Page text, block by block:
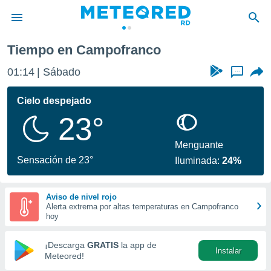
de
ha sido
calidad.
a este
las
y
forma
digital
basada
Tiempo en Campofranco
01:14 Sábado ...
Cielo despejado
23°
Sensación de 23°
Menguante
Iluminada:24%
Aviso de nivel rojo
Alerta extrema por altas temperaturas en Campofranco
hoy
¡Descarga GRATIS la app de
Meteored!
Instalar